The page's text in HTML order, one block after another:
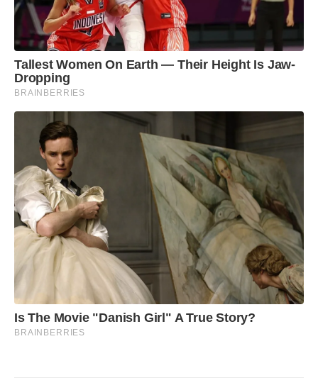
Tallest Women On Earth — Their Height Is Jaw-
Dropping
BRAINBERRIES
Is The Movie "Danish Girl" A True Story?
BRAINBERRIES